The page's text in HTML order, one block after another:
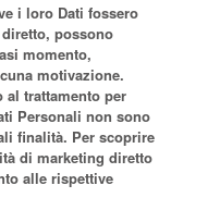
i loro Dati fossero
possono
momento,
motivazione.
trattamento per
Personali non sono
finalità. Per scoprire
di marketing diretto
alle rispettive